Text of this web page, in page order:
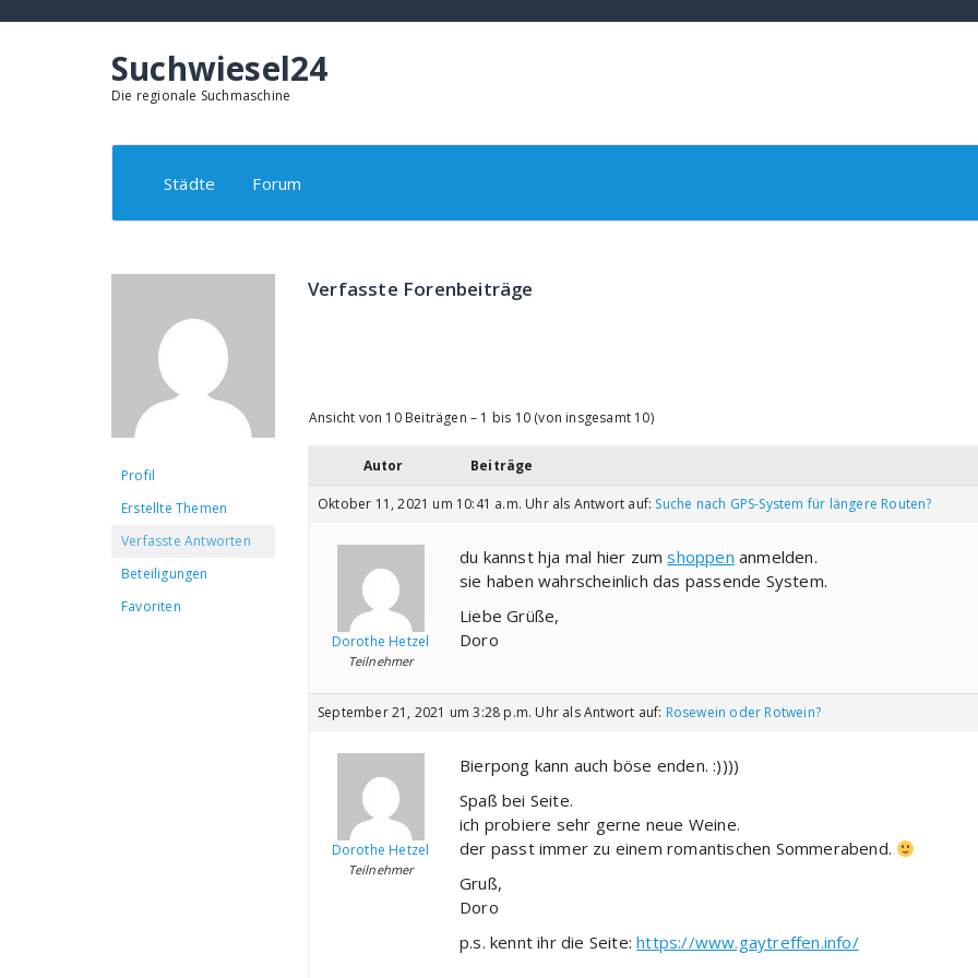
Suchwiesel24
Die regionale Suchmaschine
Städte Forum
Profil
Erstellte Themen
Verfasste Antworten
Beteiligungen
Favoriten
Verfasste Forenbeiträge
Ansicht von 10 Beiträgen – 1 bis 10 (von insgesamt 10)
Autor Beiträge
Oktober 11, 2021 um 10:41 a.m. Uhr als Antwort auf: Suche nach GPS-System für längere Routen?
Dorothe Hetzel
Teilnehmer
du kannst hja mal hier zumshoppen anmelden.
sie haben wahrscheinlich das passende System.
Liebe Grüße,
Doro
September 21, 2021 um 3:28 p.m. Uhr als Antwort auf: Rosewein oder Rotwein?
Dorothe Hetzel
Teilnehmer
Bierpong kann auch böse enden. :))))
Spaß bei Seite.
ich probiere sehr gerne neue Weine.
der passt immer zu einem romantischen Sommerabend.
Gruß,
Doro
p.s. kennt ihr die Seite:https://www.gaytreffen.info/